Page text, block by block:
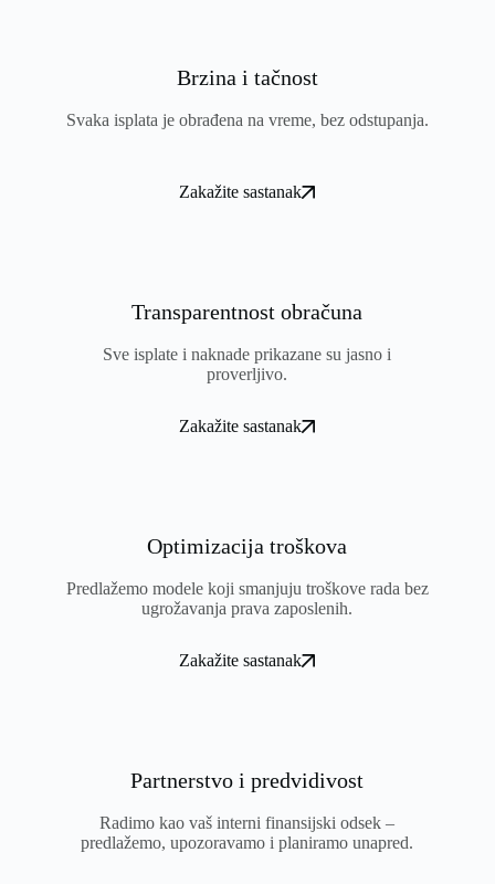
Brzina i tačnost
Svaka isplata je obrađena na vreme, bez odstupanja.
Zakažite sastanak
Transparentnost obračuna
Sve isplate i naknade prikazane su jasno i
proverljivo.
Zakažite sastanak
Optimizacija troškova
Predlažemo modele koji smanjuju troškove rada bez
ugrožavanja prava zaposlenih.
Zakažite sastanak
Partnerstvo i predvidivost
Radimo kao vaš interni finansijski odsek –
predlažemo, upozoravamo i planiramo unapred.